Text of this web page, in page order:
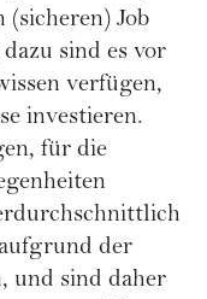
(sicheren) Job
sind es vor
verfügen,
investieren.
für die
der
und sind daher